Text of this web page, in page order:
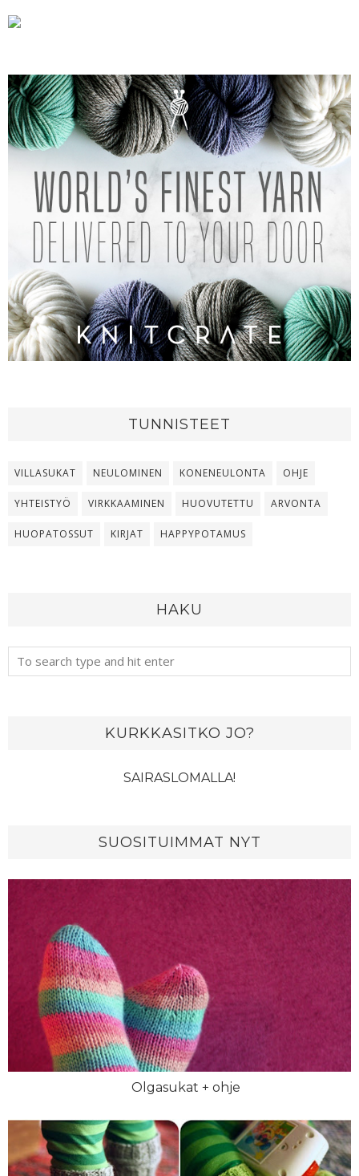
TUNNISTEET
VILLASUKAT NEULOMINEN KONENEULONTA OHJE
YHTEISTYÖ VIRKKAAMINEN HUOVUTETTU ARVONTA
HUOPATOSSUT KIRJAT HAPPYPOTAMUS
HAKU
KURKKASITKO JO?
SAIRASLOMALLA!
SUOSITUIMMAT NYT
Olgasukat + ohje